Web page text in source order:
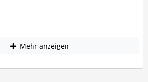
Mehr anzeigen